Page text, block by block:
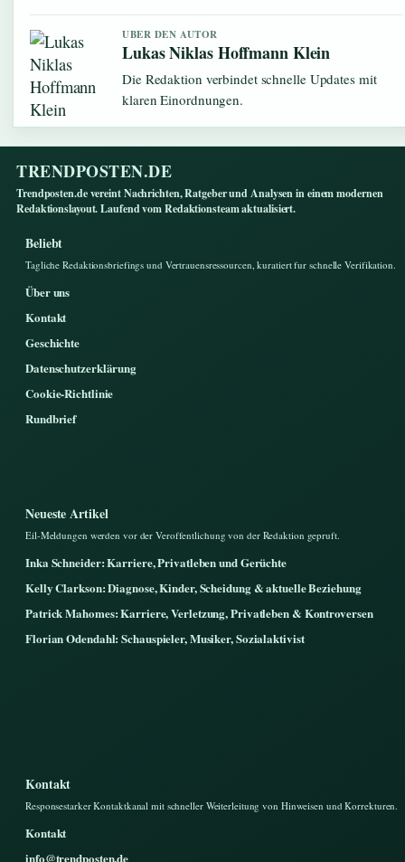
UBER DEN AUTOR
Lukas Niklas Hoffmann Klein
Die Redaktion verbindet schnelle Updates mit
klaren Einordnungen.
TRENDPOSTEN.DE
Trendposten.de vereint Nachrichten, Ratgeber und Analysen in einem modernen
Redaktionslayout. Laufend vom Redaktionsteam aktualisiert.
Beliebt
Tagliche Redaktionsbriefings und Vertrauensressourcen, kuratiert fur schnelle Verifikation.
Über uns
Kontakt
Geschichte
Datenschutzerklärung
Cookie-Richtlinie
Rundbrief
Neueste Artikel
Eil-Meldungen werden vor der Veroffentlichung von der Redaktion gepruft.
Inka Schneider: Karriere, Privatleben und Gerüchte
Kelly Clarkson: Diagnose, Kinder, Scheidung & aktuelle Beziehung
Patrick Mahomes: Karriere, Verletzung, Privatleben & Kontroversen
Florian Odendahl: Schauspieler, Musiker, Sozialaktivist
Kontakt
Responsestarker Kontaktkanal mit schneller Weiterleitung von Hinweisen und Korrekturen.
Kontakt
info@trendposten.de